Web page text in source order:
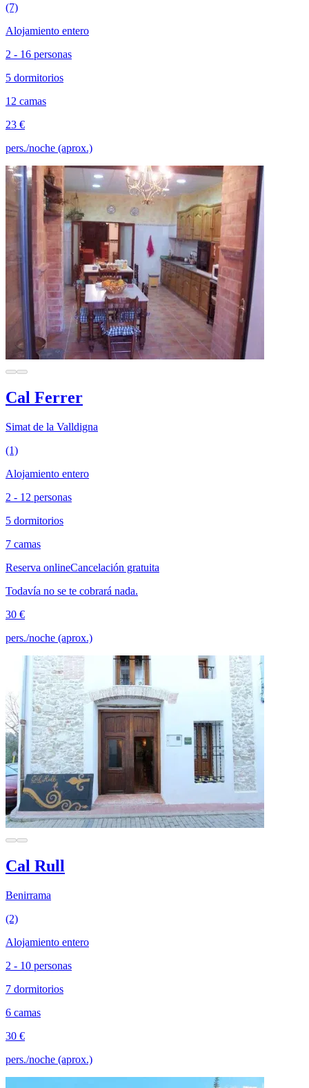
(7)
Alojamiento entero
2 - 16 personas
5 dormitorios
12 camas
23 €
pers./noche (aprox.)
Cal Ferrer
Simat de la Valldigna
(1)
Alojamiento entero
2 - 12 personas
5 dormitorios
7 camas
Reserva onlineCancelación gratuita
Todavía no se te cobrará nada.
30 €
pers./noche (aprox.)
Cal Rull
Benirrama
(2)
Alojamiento entero
2 - 10 personas
7 dormitorios
6 camas
30 €
pers./noche (aprox.)